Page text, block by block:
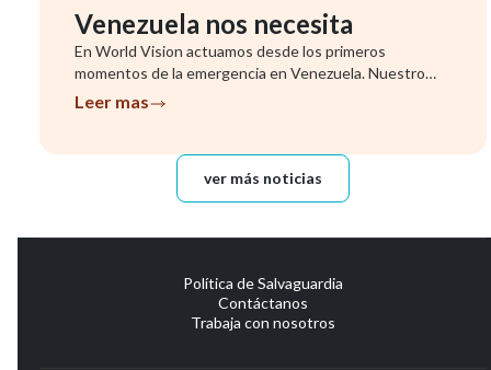
Venezuela nos necesita
En World Vision actuamos desde los primeros
momentos de la emergencia en Venezuela. Nuestro
equipo ya se encuentra evalu...
Leer mas
ver más noticias
Política de Salvaguardia
Contáctanos
Trabaja con nosotros